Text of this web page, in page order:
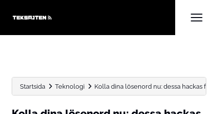
Startsida Teknologi Kolla dina lösenord nu: dessa hackas